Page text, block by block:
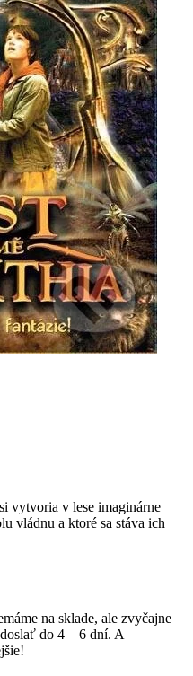
vytvoria v lese imaginárne
vládnu a ktoré sa stáva ich
na sklade, ale zvyčajne
do 4 – 6 dní. A